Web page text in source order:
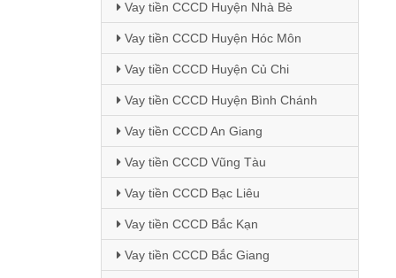
Vay tiền CCCD Huyện Nhà Bè
Vay tiền CCCD Huyện Hóc Môn
Vay tiền CCCD Huyện Củ Chi
Vay tiền CCCD Huyện Bình Chánh
Vay tiền CCCD An Giang
Vay tiền CCCD Vũng Tàu
Vay tiền CCCD Bạc Liêu
Vay tiền CCCD Bắc Kạn
Vay tiền CCCD Bắc Giang